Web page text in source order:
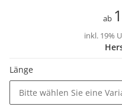
ab
inkl. 19%
Länge
Bitte wählen Sie eine